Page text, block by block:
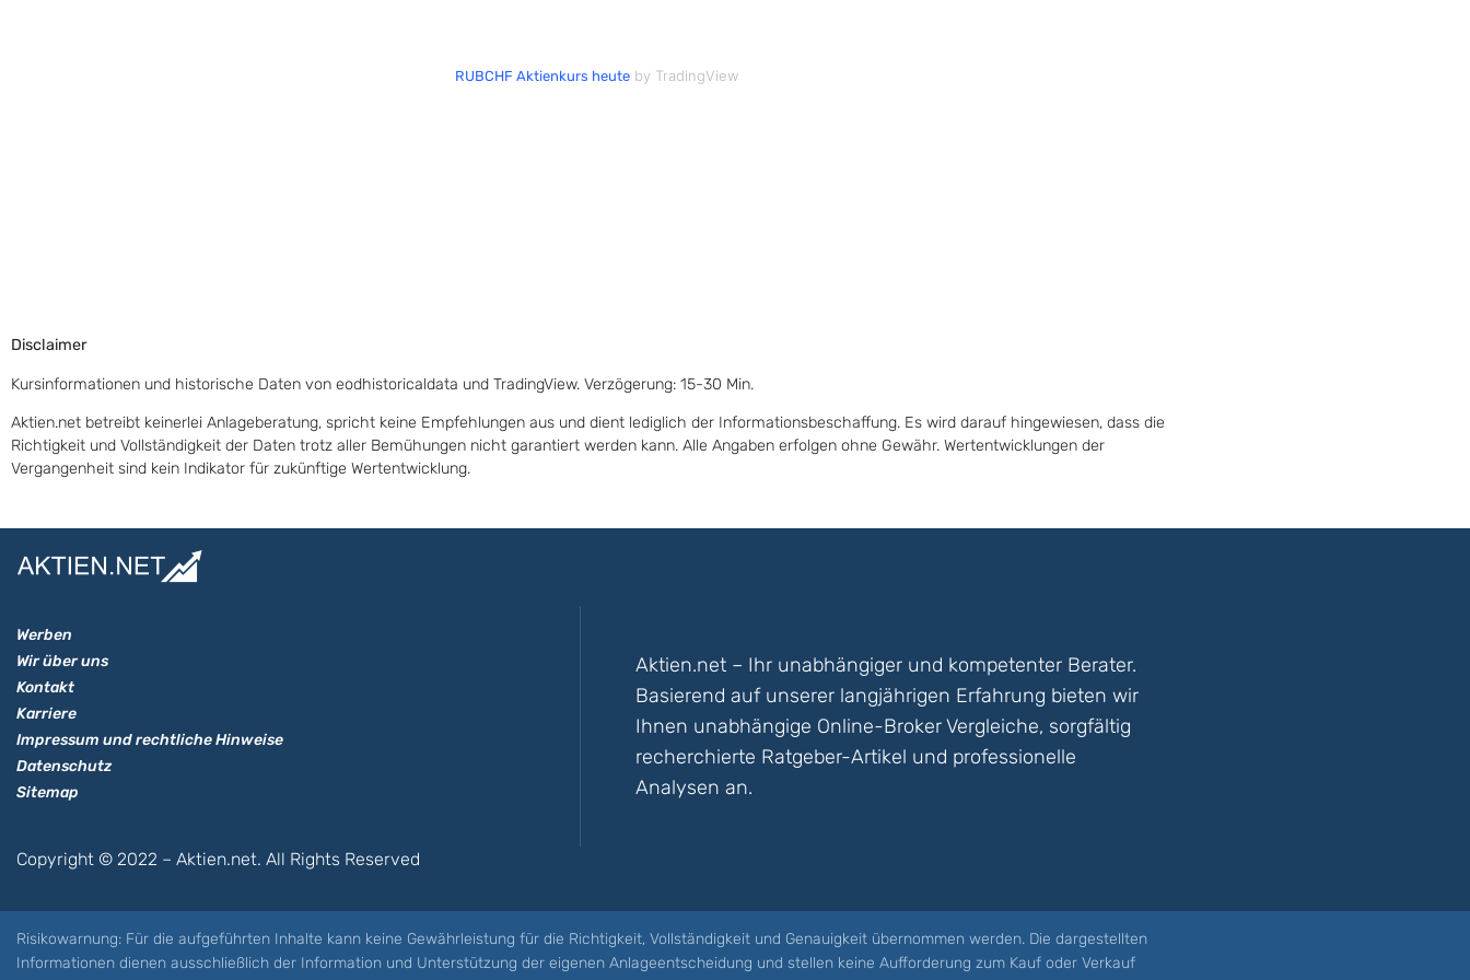
RUBCHF Aktienkurs heuteby TradingView
Disclaimer
Kursinformationen und historische Daten von eodhistoricaldata und TradingView. Verzögerung: 15-30 Min.
Aktien.net betreibt keinerlei Anlageberatung, spricht keine Empfehlungen aus und dient lediglich der Informationsbeschaffung. Es wird darauf hingewiesen, dass die
Richtigkeit und Vollständigkeit der Daten trotz aller Bemühungen nicht garantiert werden kann. Alle Angaben erfolgen ohne Gewähr. Wertentwicklungen der
Vergangenheit sind kein Indikator für zukünftige Wertentwicklung.
Werben
Wir über uns
Kontakt
Karriere
Impressum und rechtliche Hinweise
Datenschutz
Sitemap
Aktien.net – Ihr unabhängiger und kompetenter Berater.
Basierend auf unserer langjährigen Erfahrung bieten wir
Ihnen unabhängige Online-Broker Vergleiche, sorgfältig
recherchierte Ratgeber-Artikel und professionelle
Analysen an.
Copyright © 2022 – Aktien.net. All Rights Reserved
Risikowarnung: Für die aufgeführten Inhalte kann keine Gewährleistung für die Richtigkeit, Vollständigkeit und Genauigkeit übernommen werden. Die dargestellten
Informationen dienen ausschließlich der Information und Unterstützung der eigenen Anlageentscheidung und stellen keine Aufforderung zum Kauf oder Verkauf